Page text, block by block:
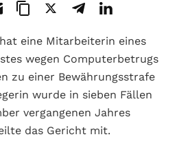
eine Mitarbeiterin eines
wegen Computerbetrugs
zu einer Bewährungsstrafe
wurde in sieben Fällen
vergangenen Jahres
das Gericht mit.